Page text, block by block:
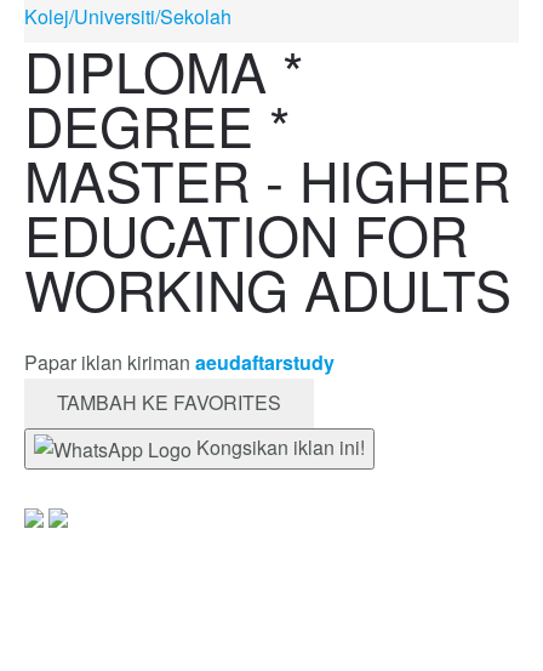
Kolej/Universiti/Sekolah
DIPLOMA *
DEGREE *
MASTER - HIGHER
EDUCATION FOR
WORKING ADULTS
Papar iklan kiriman aeudaftarstudy
TAMBAH KE FAVORITES
Kongsikan iklan ini!